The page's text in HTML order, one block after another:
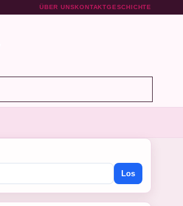
ÜBER UNSKONTAKTGESCHICHTE
Los